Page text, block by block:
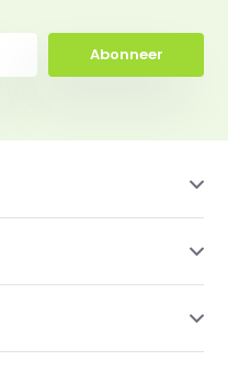
Abonneer